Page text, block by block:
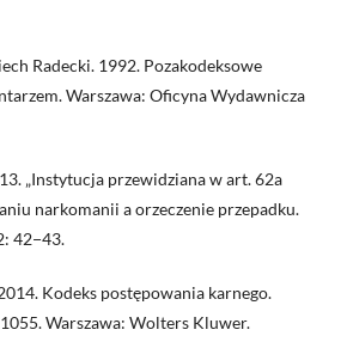
Radecki. 1992. Pozakodeksowe
Warszawa: Oficyna Wydawnicza
„Instytucja przewidziana w art. 62a
narkomanii a orzeczenie przepadku.
42−43.
Kodeks postępowania karnego.
Warszawa: Wolters Kluwer.